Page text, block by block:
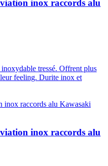
inox raccords alu
tressé. Offrent plus
feeling. Durite inox et
inox raccords alu